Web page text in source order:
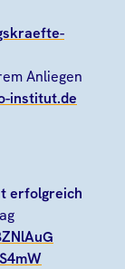
Anliegen
institut.de
erfolgreich